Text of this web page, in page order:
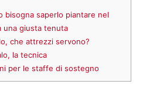
bisogna saperlo piantare nel
una giusta tenuta
che attrezzi servono?
la tecnica
per le staffe di sostegno